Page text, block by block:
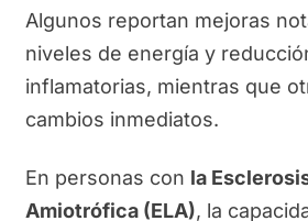
Algunos reportan mejoras
niveles de energía y
inflamatorias, mientras que
cambios inmediatos.
En personas con la
Amiotrófica (ELA), la